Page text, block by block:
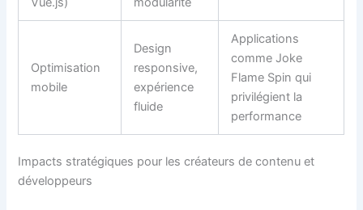
Optimisation
mobile
Design
responsive,
expérience
fluide
Applications
comme Joke
Flame Spin qui
privilégient la
performance
Impacts stratégiques pour les créateurs de contenu et
développeurs